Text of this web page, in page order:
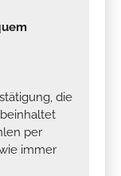
die
per
immer